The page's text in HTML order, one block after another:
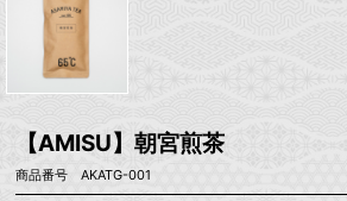
【AMISU】朝宮煎茶
商品番号 AKATG-001